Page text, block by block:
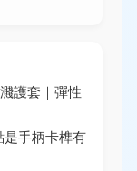
護套｜彈性
手柄卡榫有